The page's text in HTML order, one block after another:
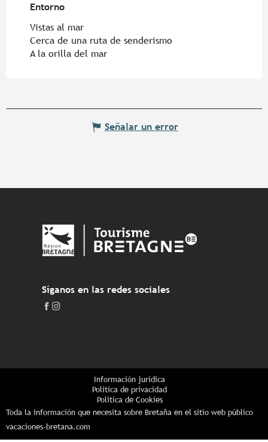
Entorno
Entorno
Vistas al mar
Cerca de una ruta de senderismo
A la orilla del mar
Señalar un error
Síganos en las redes sociales
Información jurídica
Política de privacidad
Política de Cookies
Toda la información que necesita sobre Bretaña en el sitio web público
vacaciones-bretana.com